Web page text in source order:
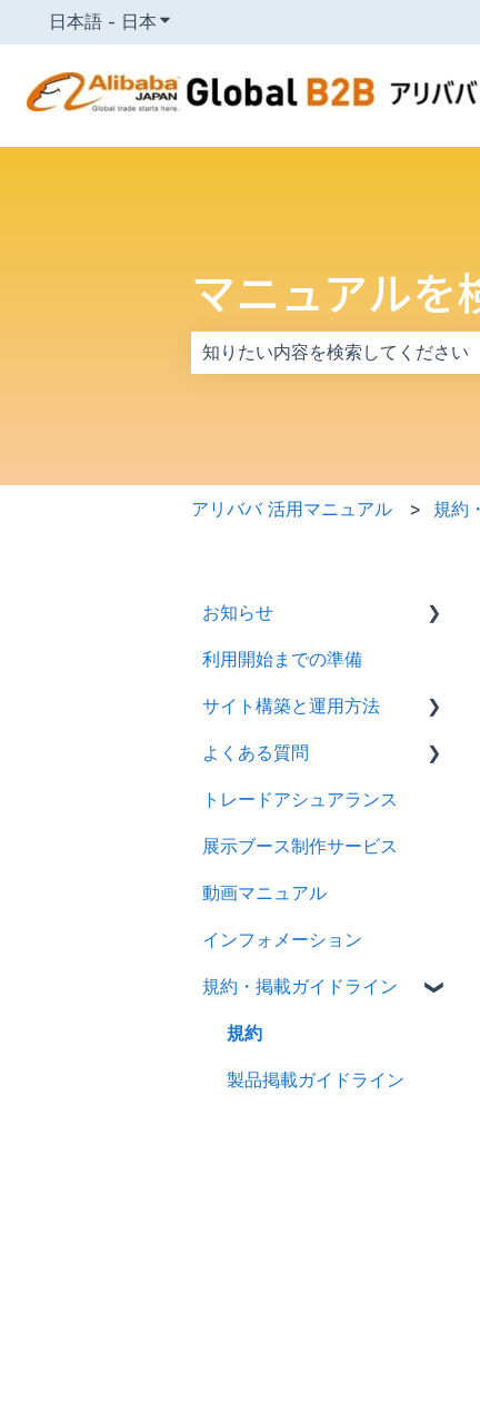
日本語 - 日本 翻訳のサブメニューを表示
マニュアルを
アリババ 活用マニュアル 規約
お知らせ
2026年
2025年
2024年
利用開始までの準備
サイト構築と運用方法
会社情報を登録する
製品ページ登録の準備をす
に返信する
RFQを使ってバイヤーに
よくある質問
ログイン
アカウント
製品情報
メッセージ
RFQ
広告
分析
トレードアシュアランス
展示ブース制作サービス
動画マニュアル
インフォメーション
規約・掲載ガイドライン
規約
製品掲載ガイドライン